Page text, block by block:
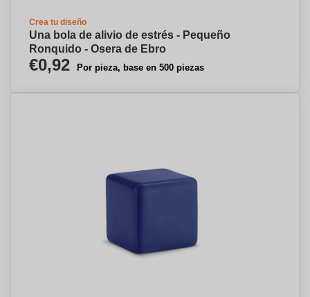
Crea tu diseño
Una bola de alivio de estrés - Pequeño
Ronquido - Osera de Ebro
€0,92 Por pieza, base en 500 piezas